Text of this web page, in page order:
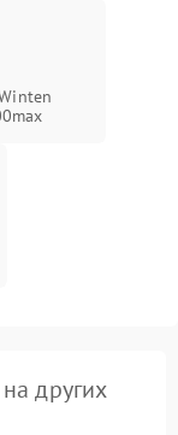
Подробнее →
других